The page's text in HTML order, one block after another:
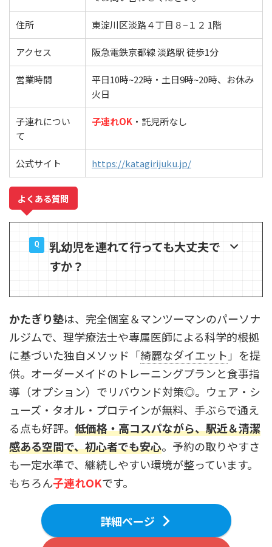
住所 東淀川区淡路４丁目８−１２ 1階
アクセス 阪急電鉄京都線 淡路駅 徒歩1分
営業時間
平日10時~22時・土日9時~20時、お休み
火日
子連れについ
て
子連れOK ・託児所なし
公式サイト https://katagirijuku.jp/
よくある質問
乳幼児を連れて行っても大丈夫で
すか？
かたぎり塾は、完全個室＆マンツーマンのパーソナ
ルジムで、理学療法士や専属医師による科学的根拠
に基づいた独自メソッド「綺麗なダイエット」を提
供。オーダーメイドのトレーニングプランと食事指
導（オプション）でリバウンド対策◎。ウェア・シ
ューズ・タオル・プロテインが無料、手ぶらで通え
る点も好評。 低価格・高コスパながら、駅近＆清潔
感ある空間で、初心者でも安心。予約の取りやすさ
も一定水準で、継続しやすい環境が整っています。
もちろん子連れOKです。
詳細ページ